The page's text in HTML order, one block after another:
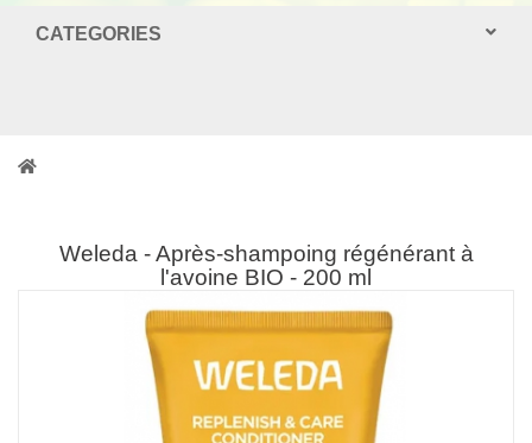
CATEGORIES
Weleda - Après-shampoing régénérant à
l'avoine BIO - 200 ml